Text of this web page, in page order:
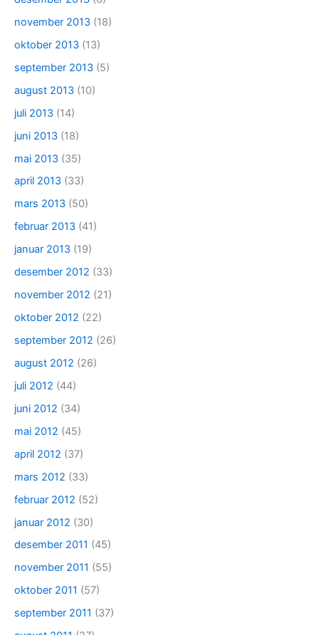
november 2013 (18)
oktober 2013 (13)
september 2013 (5)
august 2013 (10)
juli 2013 (14)
juni 2013 (18)
mai 2013 (35)
april 2013 (33)
mars 2013 (50)
februar 2013 (41)
januar 2013 (19)
desember 2012 (33)
november 2012 (21)
oktober 2012 (22)
september 2012 (26)
august 2012 (26)
juli 2012 (44)
juni 2012 (34)
mai 2012 (45)
april 2012 (37)
mars 2012 (33)
februar 2012 (52)
januar 2012 (30)
desember 2011 (45)
november 2011 (55)
oktober 2011 (57)
september 2011 (37)